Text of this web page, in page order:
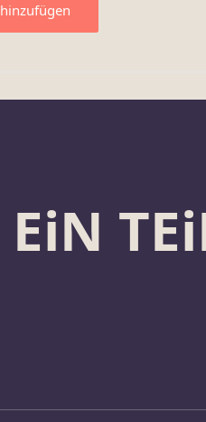
EiN